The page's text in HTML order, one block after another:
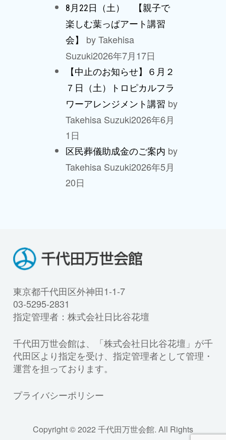
8月22日（土） 【親子で
楽しむ葉っぱアート講習
会】
by Takehisa
Suzuki2026年7月17日
【中止のお知らせ】６月２
７日（土）トロピカルフラ
ワーアレンジメント講習 by
Takehisa Suzuki2026年6月
1日
区民葬儀助成金のご案内 by
Takehisa Suzuki2026年5月
20日
東京都千代田区外神田1-1-7
03-5295-2831
指定管理者：株式会社日比谷花壇
千代田万世会館は、「株式会社日比谷花壇」が千
代田区より指定を受け、指定管理者として管理・
運営を担っております。
プライバシーポリシー
Copyright © 2022 千代田万世会館. All Rights